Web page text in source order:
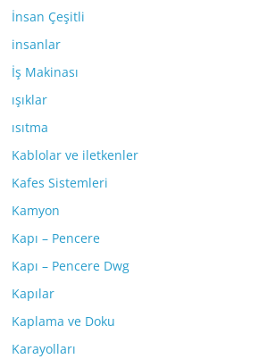
İnsan Çeşitli
insanlar
İş Makinası
ışıklar
ısıtma
Kablolar ve iletkenler
Kafes Sistemleri
Kamyon
Kapı – Pencere
Kapı – Pencere Dwg
Kapılar
Kaplama ve Doku
Karayolları